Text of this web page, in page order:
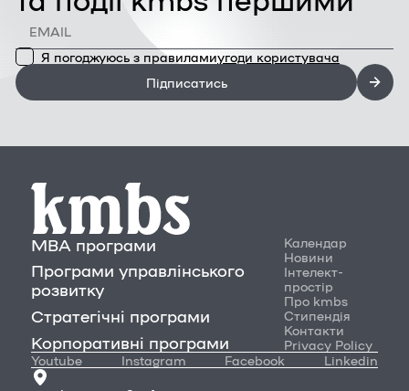
Я погоджуюсь з правиламиугоди користувача
Підписатись
MBA програми
Програми управлінського
розвитку
Стратегічні програми
Корпоративні програми
Календар
Новини
Інтелект-
простір
Про kmbs
Стипендія
Контакти
Privacy Policy
Youtube
Instagram Facebook Linkedin